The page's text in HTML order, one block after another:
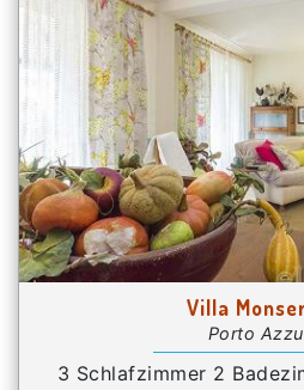
Villa
Porto
3 Schlafzimmer 2